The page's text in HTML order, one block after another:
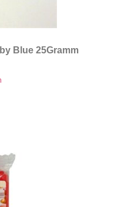
Blue 25Gramm